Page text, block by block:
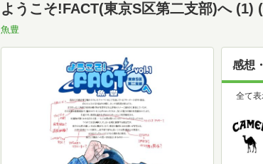
ようこそ!FACT(東京S区第二支部)へ (1)
魚豊
感想
全て